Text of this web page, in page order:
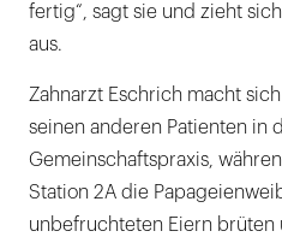
fertig“, sagt sie und zieht
aus.
Zahnarzt Eschrich macht
seinen anderen Patienten in
Gemeinschaftspraxis,
Station 2A die
unbefruchteten Eiern brüten